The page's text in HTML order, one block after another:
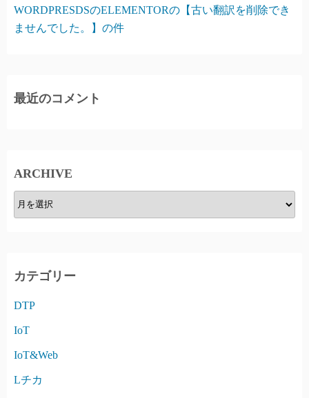
WORDPRESDSのELEMENTORの【古い翻訳を削除でき
ませんでした。】の件
最近のコメント
ARCHIVE
A
R
E
カテゴリー
DTP
IoT
IoT&Web
Lチカ